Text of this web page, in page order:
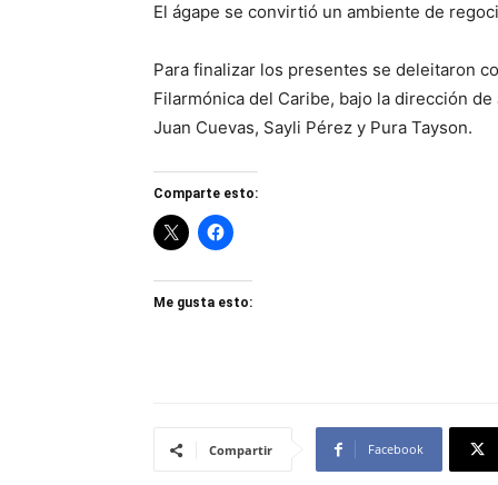
El ágape se convirtió un ambiente de
Para finalizar los presentes se deleitaron
Filarmónica del Caribe, bajo la dirección
Juan Cuevas, Sayli Pérez y Pura Tayson.
Comparte esto:
Me gusta esto:
Compartir Facebook